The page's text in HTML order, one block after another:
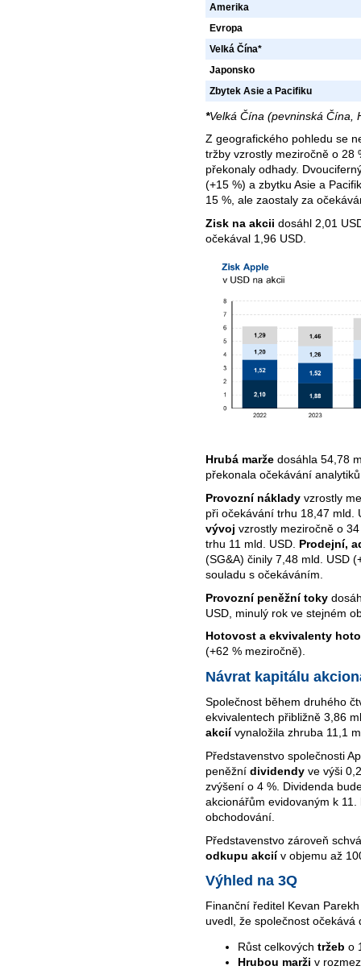
Amerika
Evropa
Velká Čína*
Japonsko
Zbytek Asie a Pacifiku
*Velká Čína (pevninská Čína,
Z geografického pohledu se
tržby vzrostly meziročně o 28
překonaly odhady.
(+15 %) a zbytku Asie a
15 %, ale zaostaly za
Zisk na akcii dosáhl 2,01
očekával 1,96 USD.
Hrubá marže dosáhla 54,78
překonala očekávání
Provozní náklady vzrostly
při očekávání trhu 18,47 mld.
vývoj vzrostly meziročně o
trhu 11 mld. USD. Prodejní,
(SG&A) činily 7,48 mld. USD
souladu s očekáváním.
Provozní peněžní toky
USD, minulý rok ve stejném
Hotovost a ekvivalenty
(+62 % meziročně).
Návrat kapitálu
Společnost během druhého
ekvivalentech přibližně 3,86
akciívynaložila zhruba 11,1
Představenstvo společnosti
peněžní dividendy ve výši
zvýšení o 4 %. Dividenda
akcionářům evidovaným k
obchodování.
Představenstvo zároveň
odkupu akciív objemu až
Výhled na 3Q
Finanční ředitel Kevan
uvedl, že společnost očekává
Růst celkových tržeb o
Hrubou marži v